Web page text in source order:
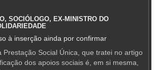
SOCIÓLOGO, EX-MINISTRO DO
à inserção ainda por confirmar
Prestação Social Única, que tratei no artigo
dos apoios sociais é, em si mesma,